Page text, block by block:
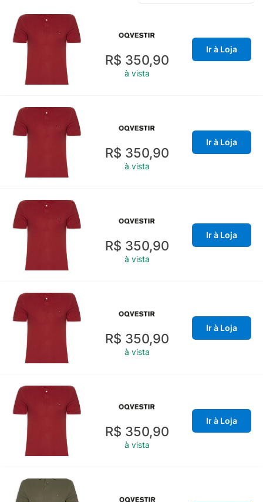
R$ 350,90
à vista
Ir à Loja
R$ 350,90
à vista
Ir à Loja
R$ 350,90
à vista
Ir à Loja
R$ 350,90
à vista
Ir à Loja
R$ 350,90
à vista
Ir à Loja